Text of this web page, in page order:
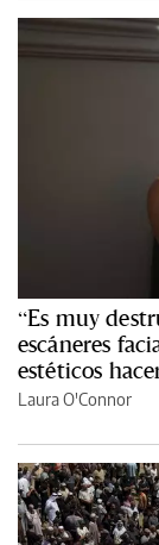
“Es muy
escáneres
estéticos
Laura O'Connor